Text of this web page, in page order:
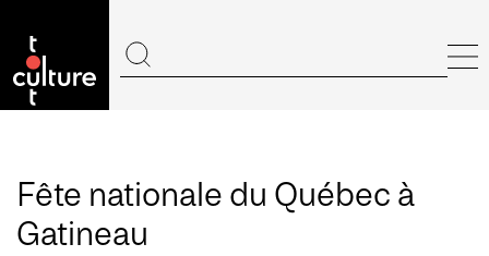
Fête nationale du Québec à
Gatineau